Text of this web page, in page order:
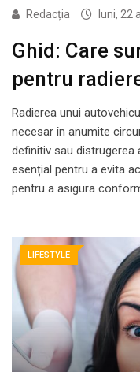
Redacția luni, 22
Ghid: Care
pentru
Radierea unui
necesar în anumite
definitiv sau distrugerea
esențial pentru a evita
pentru a asigura
LIFESTYLE